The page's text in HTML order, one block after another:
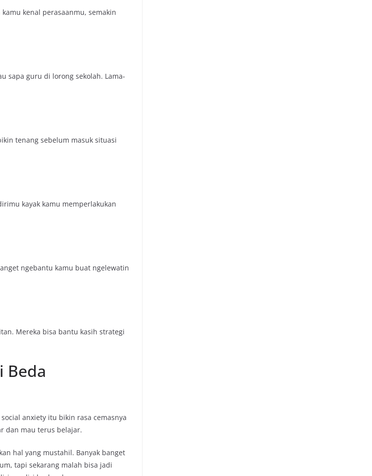
kenal perasaanmu, semakin
sapa guru di lorong sekolah. Lama-
tenang sebelum masuk situasi
kayak kamu memperlakukan
ngebantu kamu buat ngelewatin
Mereka bisa bantu kasih strategi
Beda
anxiety itu bikin rasa cemasnya
dan mau terus belajar.
hal yang mustahil. Banyak banget
tapi sekarang malah bisa jadi